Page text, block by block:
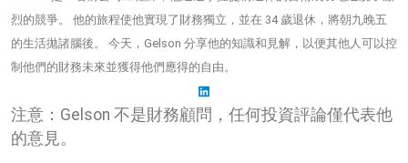
烈的競爭。 他的旅程使他實現了財務獨立，並在 34 歲退休，將朝九晚五
的生活拋諸腦後。 今天，Gelson 分享他的知識和見解，以便其他人可以控
制他們的財務未來並獲得他們應得的自由。
注意：Gelson 不是財務顧問，任何投資評論僅代表他
的意見。